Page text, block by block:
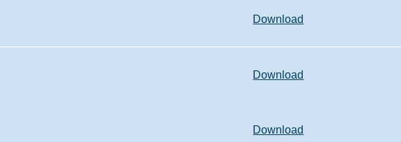
Download
Download
Download